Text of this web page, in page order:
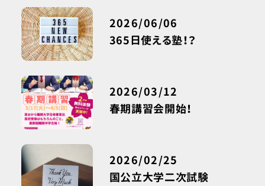
365日使える塾！？
2026/06/06
春期講習会開始！
2026/03/12
国公立大学二次試験
2026/02/25